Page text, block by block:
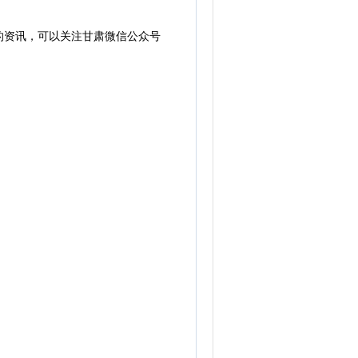
讯，可以关注甘肃微信公众号